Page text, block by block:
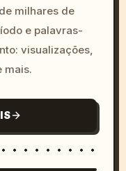
milhares de
e palavras-
visualizações,
mais.